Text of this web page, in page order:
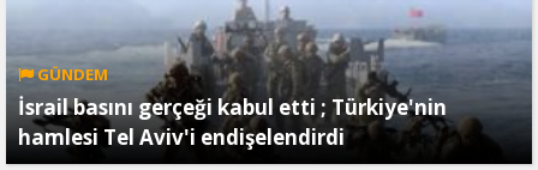
GÜNDEM
İsrail basını gerçeği kabul etti ; Türkiye'nin
hamlesi Tel Aviv'i endişelendirdi